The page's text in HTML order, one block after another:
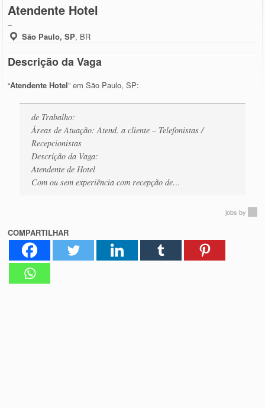
Atendente Hotel
–
São Paulo, SP, BR
Descrição da Vaga
“Atendente Hotel” em São Paulo, SP:
de Trabalho:
Áreas de Atuação: Atend. a cliente – Telefonistas /
Recepcionistas
Descrição da Vaga:
Atendente de Hotel
Com ou sem experiência com recepção de…
jobs by
COMPARTILHAR